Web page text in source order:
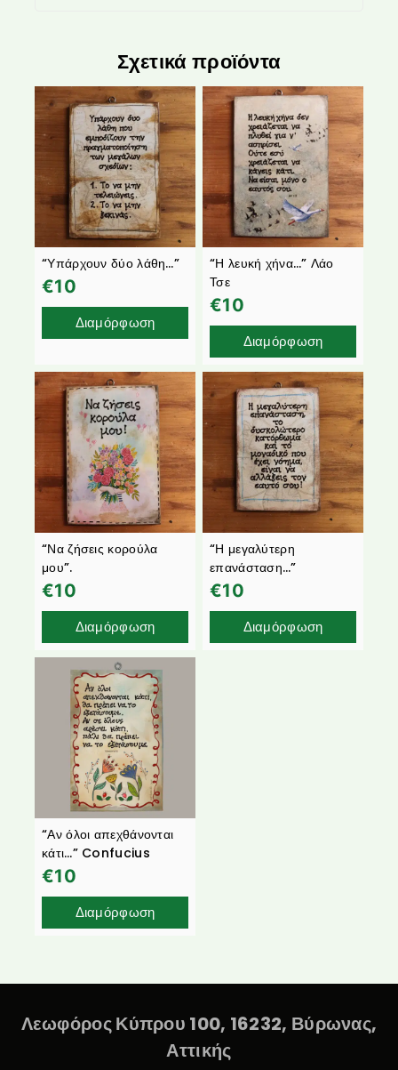
Σχετικά προϊόντα
“Υπάρχουν δύο λάθη…”
€10
Διαμόρφωση
“Η λευκή χήνα…” Λάο
Τσε
€10
Διαμόρφωση
“Να ζήσεις κορούλα
μου”.
€10
Διαμόρφωση
“Η μεγαλύτερη
επανάσταση…”
€10
Διαμόρφωση
“Αν όλοι απεχθάνονται
κάτι…” Confucius
€10
Διαμόρφωση
Λεωφόρος Κύπρου 100, 16232, Βύρωνας,
Αττικής